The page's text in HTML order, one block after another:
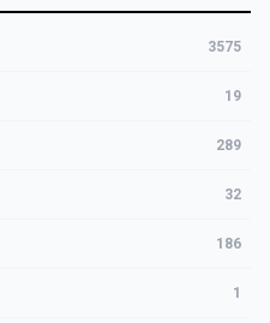
3575
19
289
32
186
1